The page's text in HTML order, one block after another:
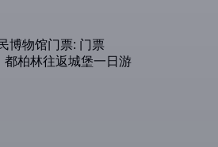
博物馆门票: 门票
都柏林往返城堡一日游